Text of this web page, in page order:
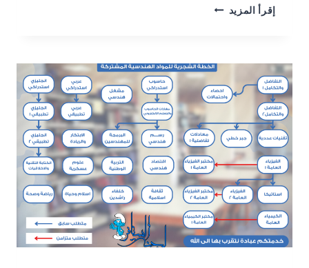
إقرأ المزيد الخطة